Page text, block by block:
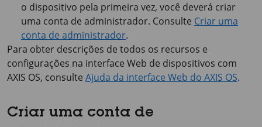
o dispositivo pela primeira vez, você deverá criar
uma conta de administrador. Consulte Criar uma
conta de administrador.
Para obter descrições de todos os recursos e
configurações na interface Web de dispositivos com
AXIS OS, consulte Ajuda da interface Web do AXIS OS.
Criar uma conta de